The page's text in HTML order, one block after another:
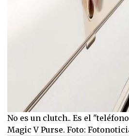
No es un clutch.. Es el
Magic V Purse. Foto: